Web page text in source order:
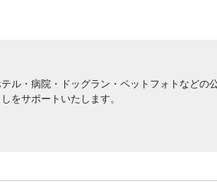
ル・病院・ドッグラン・ペットフォトなど
をサポートいたします。